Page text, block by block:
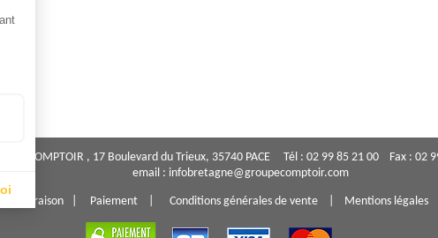
vos Options
COMPTOIR , 17 Boulevard du Trieux, 35740 PACE Tél : 02 99 85 21 00 Fax : 02
email : infobretagne@groupecomptoir.com
Livraison Paiement Conditions générales de vente Mentions légales